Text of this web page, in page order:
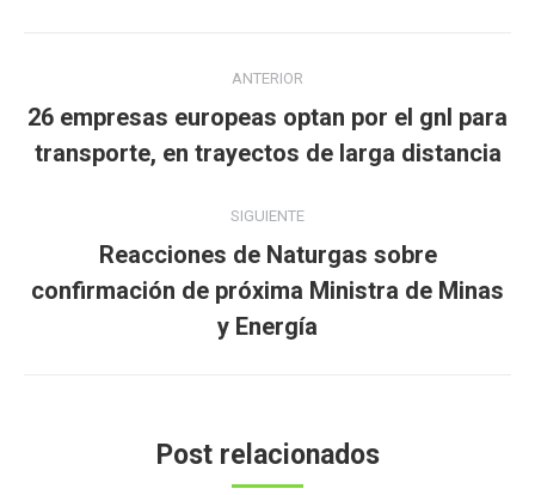
entre
publicaciones
ANTERIOR
Publicación
anterior:
26 empresas europeas optan por el gnl para
transporte, en trayectos de larga distancia
SIGUIENTE
Publicación
siguiente:
Reacciones de Naturgas sobre
confirmación de próxima Ministra de Minas
y Energía
Post relacionados